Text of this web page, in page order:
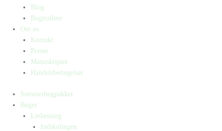
Blog
Bogtrailere
Om os
Kontakt
Presse
Manuskripter
Handelsbetingelser
Sommerbogpakker
Bøger
Letlæsning
Indskolingen